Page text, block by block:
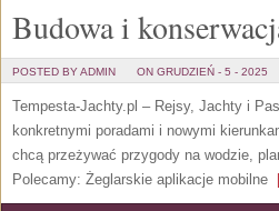
Budowa i
POSTED BY ADMIN ON GRUDZIEŃ - 5 - 2025
Tempesta-Jachty.pl – Rejsy, Jachty i
konkretnymi poradami i nowymi
chcą przeżywać przygody na wodzie,
Polecamy: Żeglarskie aplikacje mobilne